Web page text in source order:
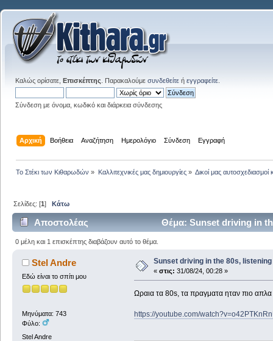
Καλώς ορίσατε, Επισκέπτης . Παρακαλούμε συνδεθείτε ή εγγραφείτε
Σύνδεση με όνομα, κωδικό και διάρκεια σύνδεσης
Αρχική Βοήθεια Αναζήτηση Ημερολόγιο Σύνδεση Εγγραφή
Το Στέκι των Κιθαρωδών » Καλλιτεχνικές μας δημιουργίες» Δικοί μας αυτοσχεδιασμοί
Σελίδες: [1]Κάτω
Αποστολέας Θέμα: Sunset driving in
0 μέλη και 1 επισκέπτης διαβάζουν αυτό το θέμα.
Stel Andre
Εδώ είναι το σπίτι μου
Μηνύματα: 743
Φύλο:
Stel Andre
Sunset driving in the 80s,
« στις: 31/08/24, 00:28 »
Ωραια τα 80s, τα πραγματα ηταν πιο απλα
https://youtube.com/